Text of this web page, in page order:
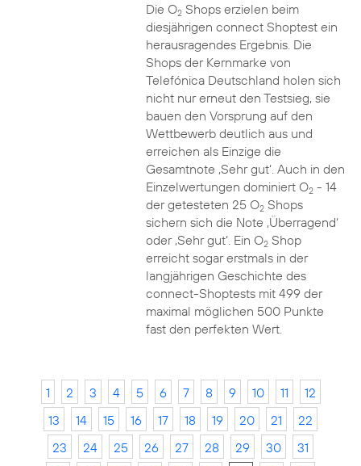
Die O2Shops erzielen beim
diesjährigen connect Shoptest ein
herausragendes Ergebnis. Die
Shops der Kernmarke von
Telefónica Deutschland holen sich
nicht nur erneut den Testsieg, sie
bauen den Vorsprung auf den
Wettbewerb deutlich aus und
erreichen als Einzige die
Gesamtnote ‚Sehr gut‘. Auch in den
Einzelwertungen dominiert O2- 14
der getesteten 25 O2Shops
sichern sich die Note ‚Überragend‘
oder ‚Sehr gut‘. Ein O2Shop
erreicht sogar erstmals in der
langjährigen Geschichte des
connect-Shoptests mit 499 der
maximal möglichen 500 Punkte
fast den perfekten Wert.
1 2 3 4 5 6 7 8 9 10 11
12
13
14 15 16 17 18 19 20 21
22
23
24 25 26 27 28 29 30
31